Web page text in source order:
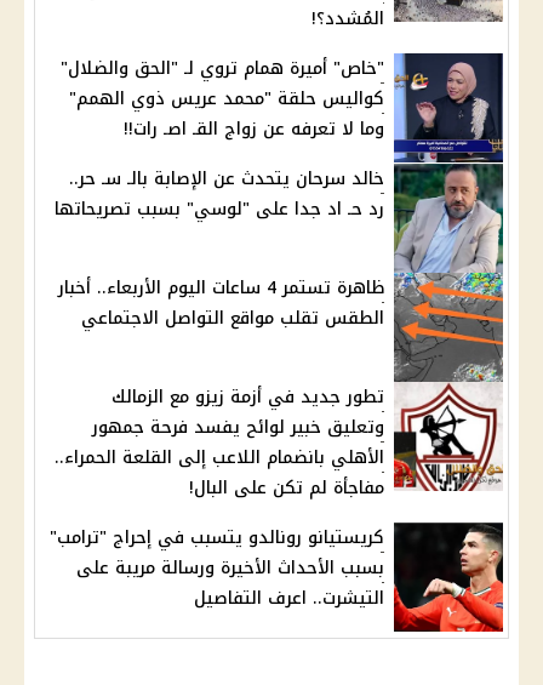
المُشدد؟!
"خاص" أميرة همام تروي لـ "الحق والضلال"
كواليس حلقة "محمد عريس ذوي الهمم"
وما لا تعرفه عن زواج القـ اصـ رات!!
خالد سرحان يتحدث عن الإصابة بالـ سـ حر..
رد حـ اد جدا على "لوسي" بسبب تصريحاتها
ظاهرة تستمر 4 ساعات اليوم الأربعاء.. أخبار
الطقس تقلب مواقع التواصل الاجتماعي
تطور جديد في أزمة زيزو مع الزمالك
وتعليق خبير لوائح يفسد فرحة جمهور
الأهلي بانضمام اللاعب إلى القلعة الحمراء..
مفاجأة لم تكن على البال!
كريستيانو رونالدو يتسبب في إحراج "ترامب"
بسبب الأحداث الأخيرة ورسالة مريبة على
التيشرت.. اعرف التفاصيل